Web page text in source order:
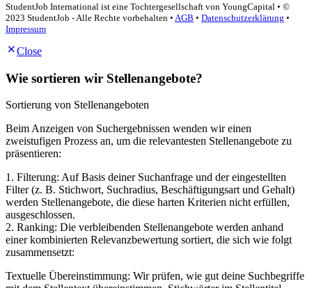
StudentJob International ist eine Tochtergesellschaft von YoungCapital • ©
2023 StudentJob - Alle Rechte vorbehalten • AGB • Datenschutzerklärung •
Impressum
Close
Wie sortieren wir Stellenangebote?
Sortierung von Stellenangeboten
Beim Anzeigen von Suchergebnissen wenden wir einen
zweistufigen Prozess an, um die relevantesten Stellenangebote zu
präsentieren:
1. Filterung: Auf Basis deiner Suchanfrage und der eingestellten
Filter (z. B. Stichwort, Suchradius, Beschäftigungsart und Gehalt)
werden Stellenangebote, die diese harten Kriterien nicht erfüllen,
ausgeschlossen.
2. Ranking: Die verbleibenden Stellenangebote werden anhand
einer kombinierten Relevanzbewertung sortiert, die sich wie folgt
zusammensetzt:
Textuelle Übereinstimmung: Wir prüfen, wie gut deine Suchbegriffe